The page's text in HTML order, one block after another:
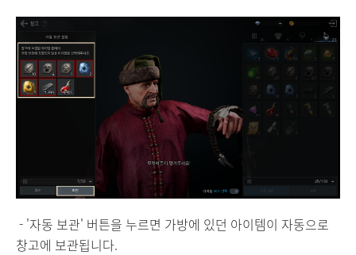
- '자동 보관' 버튼을 누르면 가방에 있던 아이템이 자동으로
창고에 보관됩니다.